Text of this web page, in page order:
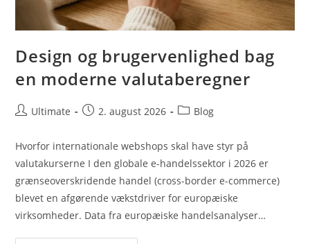
Design og brugervenlighed bag
en moderne valutaberegner
PostUltimate
Post2. august 2026
PostBlog
Hvorfor internationale webshops skal have styr på
valutakurserne I den globale e-handelssektor i 2026 er
grænseoverskridende handel (cross-border e-commerce)
blevet en afgørende vækstdriver for europæiske
virksomheder. Data fra europæiske handelsanalyser…